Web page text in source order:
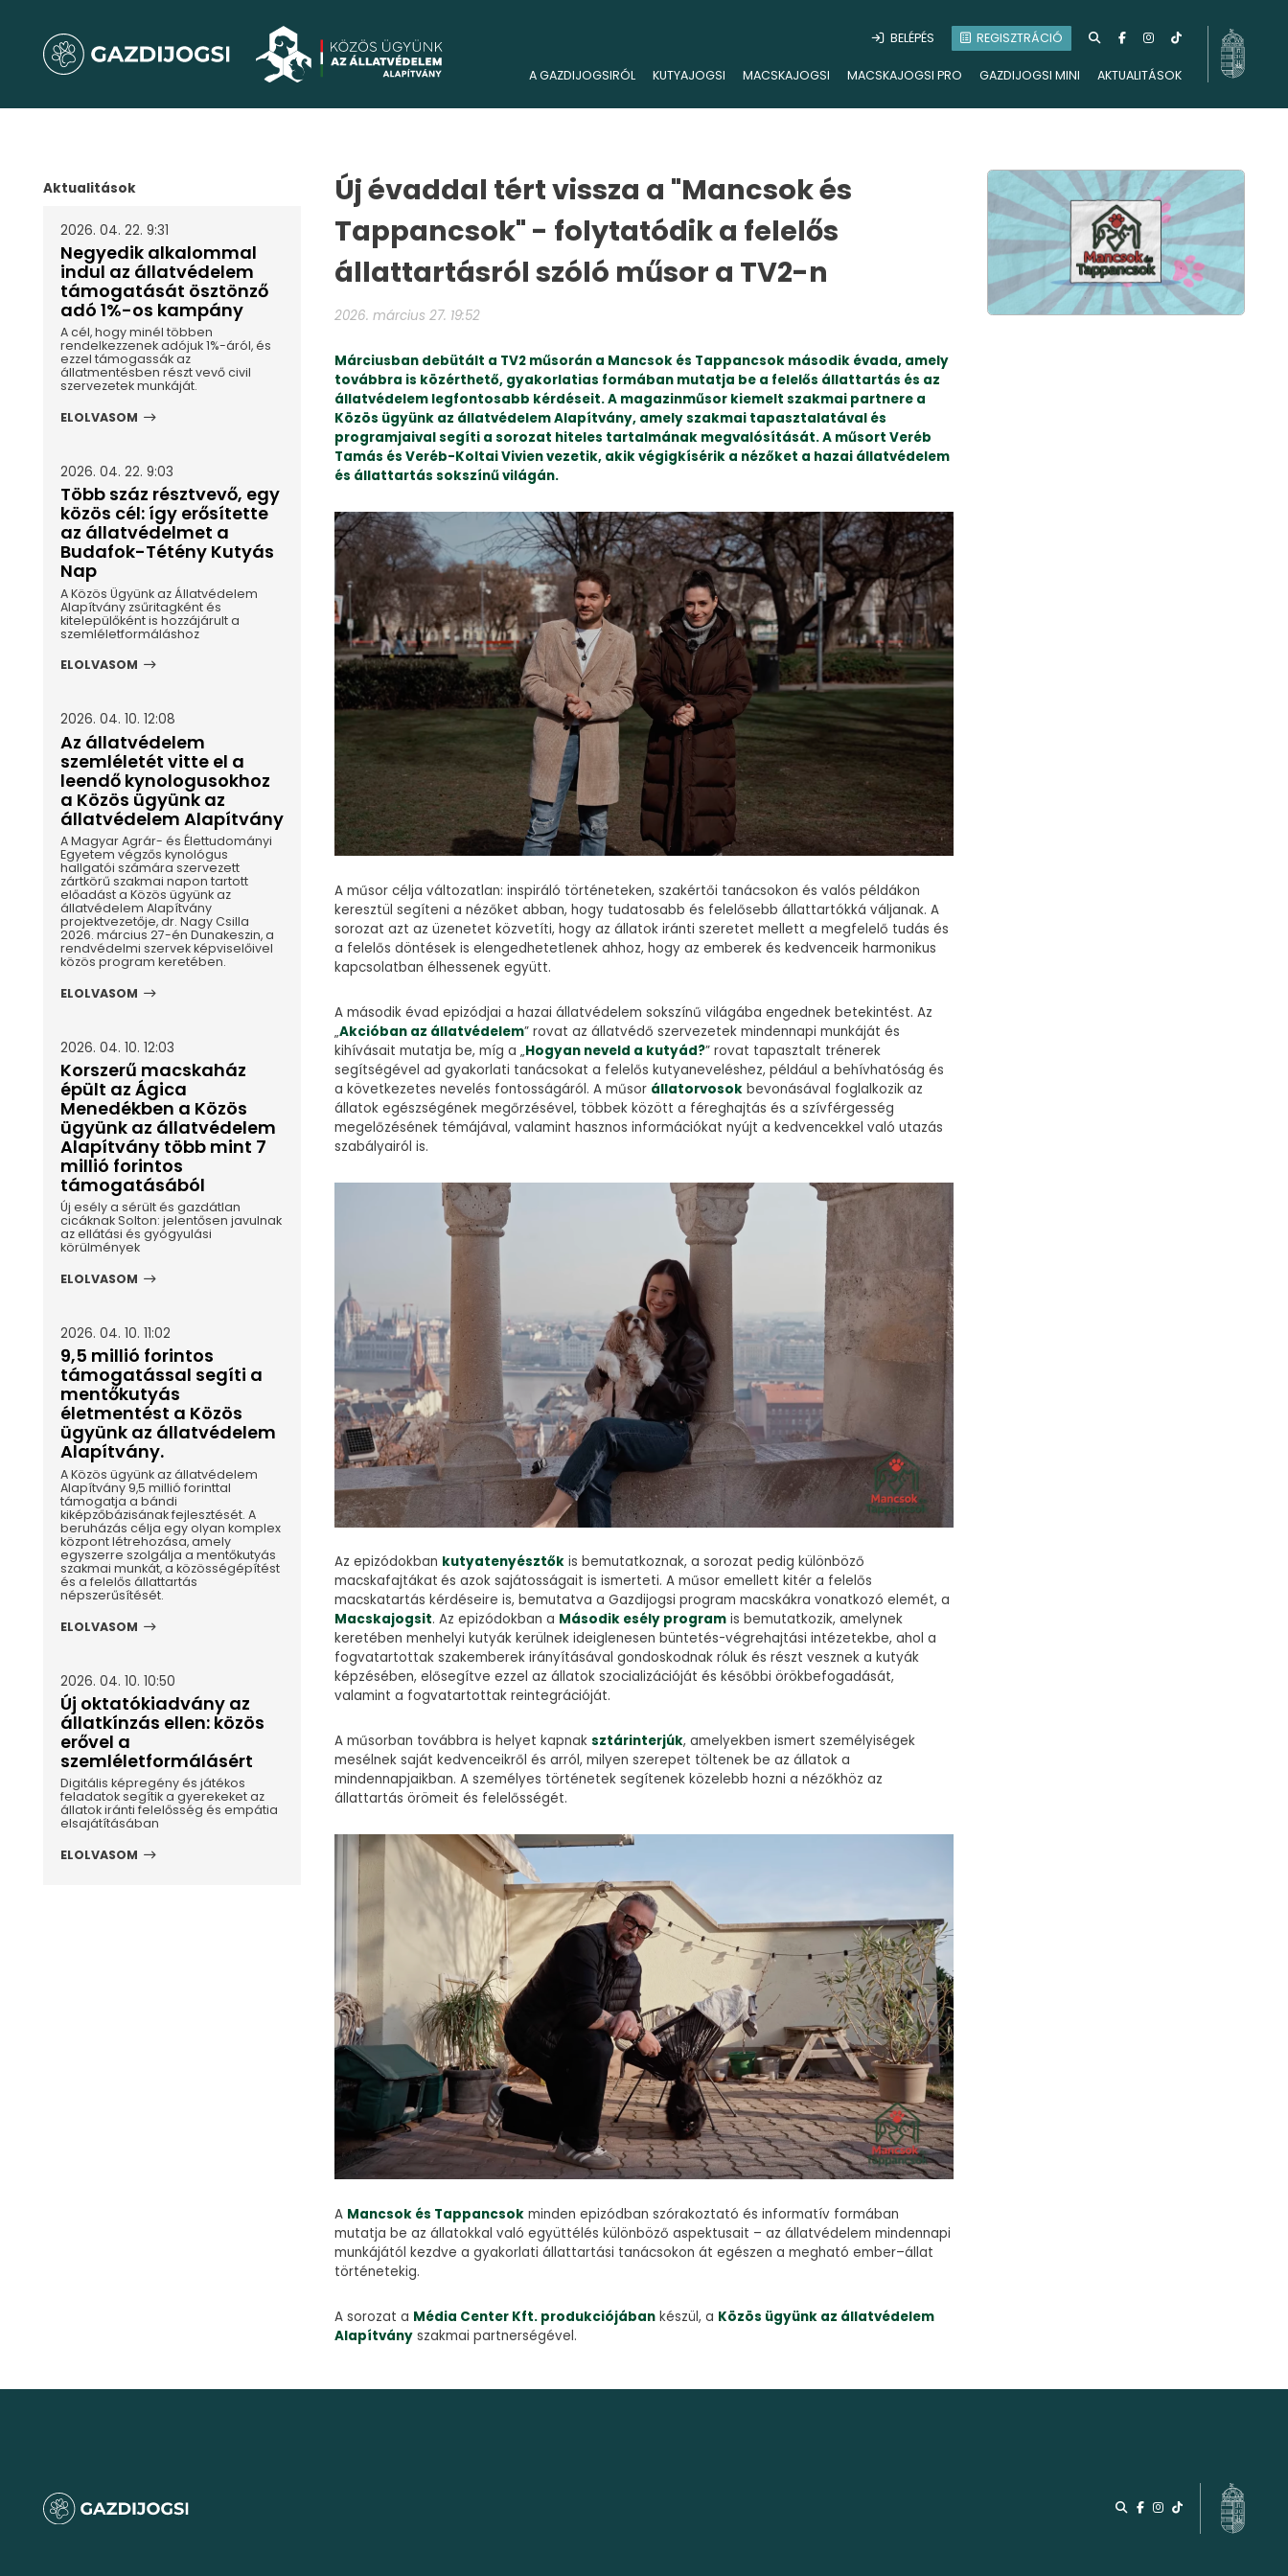
A GAZDIJOGSIRÓL KUTYAJOGSI MACSKAJOGSI MACSKAJOGSI PRO GAZDIJOGSI MINI AKTUALITÁSOK
BELÉPÉS REGISZTRÁCIÓ
Új évaddal tért vissza a "Mancsok és
Tappancsok" - folytatódik a felelős
állattartásról szóló műsor a TV2-n
2026. március 27. 19:52
Márciusban debütált a TV2 műsorán a Mancsok és Tappancsok második évada, amely
továbbra is közérthető, gyakorlatias formában mutatja be a felelős állattartás és az
állatvédelem legfontosabb kérdéseit. A magazinműsor kiemelt szakmai partnere a
Közös ügyünk az állatvédelem Alapítvány, amely szakmai tapasztalatával és
programjaival segíti a sorozat hiteles tartalmának megvalósítását. A műsort Veréb
Tamás és Veréb-Koltai Vivien vezetik, akik végigkísérik a nézőket a hazai állatvédelem
és állattartás sokszínű világán.
A műsor célja változatlan: inspiráló történeteken, szakértői tanácsokon és valós példákon
keresztül segíteni a nézőket abban, hogy tudatosabb és felelősebb állattartókká váljanak. A
sorozat azt az üzenetet közvetíti, hogy az állatok iránti szeretet mellett a megfelelő tudás és
a felelős döntések is elengedhetetlenek ahhoz, hogy az emberek és kedvenceik harmonikus
kapcsolatban élhessenek együtt.
A második évad epizódjai a hazai állatvédelem sokszínű világába engednek betekintést. Az
„Akcióban az állatvédelem” rovat az állatvédő szervezetek mindennapi munkáját és
kihívásait mutatja be, míg a „Hogyan neveld a kutyád?” rovat tapasztalt trénerek
segítségével ad gyakorlati tanácsokat a felelős kutyaneveléshez, például a behívhatóság és
a következetes nevelés fontosságáról. A műsor állatorvosok bevonásával foglalkozik az
állatok egészségének megőrzésével, többek között a féreghajtás és a szívférgesség
megelőzésének témájával, valamint hasznos információkat nyújt a kedvencekkel való utazás
szabályairól is.
Az epizódokban kutyatenyésztők is bemutatkoznak, a sorozat pedig különböző
macskafajtákat és azok sajátosságait is ismerteti. A műsor emellett kitér a felelős
macskatartás kérdéseire is, bemutatva a Gazdijogsi program macskákra vonatkozó elemét, a
Macskajogsit. Az epizódokban a Második esély program is bemutatkozik, amelynek
keretében menhelyi kutyák kerülnek ideiglenesen büntetés-végrehajtási intézetekbe, ahol a
fogvatartottak szakemberek irányításával gondoskodnak róluk és részt vesznek a kutyák
képzésében, elősegítve ezzel az állatok szocializációját és későbbi örökbefogadását,
valamint a fogvatartottak reintegrációját.
A műsorban továbbra is helyet kapnaksztárinterjúk, amelyekben ismert személyiségek
mesélnek saját kedvenceikről és arról, milyen szerepet töltenek be az állatok a
mindennapjaikban. A személyes történetek segítenek közelebb hozni a nézőkhöz az
állattartás örömeit és felelősségét.
A Mancsok és Tappancsok minden epizódban szórakoztató és informatív formában
mutatja be az állatokkal való együttélés különböző aspektusait – az állatvédelem mindennapi
munkájától kezdve a gyakorlati állattartási tanácsokon át egészen a megható ember–állat
történetekig.
A sorozat a Média Center Kft. produkciójában készül, a Közös ügyünk az állatvédelem
Alapítvány szakmai partnerségével.
Aktualitások
2026. 04. 22. 9:31
Negyedik alkalommal
indul az állatvédelem
támogatását ösztönző
adó 1%-os kampány
A cél, hogy minél többen
rendelkezzenek adójuk 1%-áról, és
ezzel támogassák az
állatmentésben részt vevő civil
szervezetek munkáját.
ELOLVASOM
2026. 04. 22. 9:03
Több száz résztvevő, egy
közös cél: így erősítette
az állatvédelmet a
Budafok-Tétény Kutyás
Nap
A Közös Ügyünk az Állatvédelem
Alapítvány zsűritagként és
kitelepülőként is hozzájárult a
szemléletformáláshoz
ELOLVASOM
2026. 04. 10. 12:08
Az állatvédelem
szemléletét vitte el a
leendő kynologusokhoz
a Közös ügyünk az
állatvédelem Alapítvány
A Magyar Agrár- és Élettudományi
Egyetem végzős kynológus
hallgatói számára szervezett
zártkörű szakmai napon tartott
előadást a Közös ügyünk az
állatvédelem Alapítvány
projektvezetője, dr. Nagy Csilla
2026. március 27-én Dunakeszin, a
rendvédelmi szervek képviselőivel
közös program keretében.
ELOLVASOM
2026. 04. 10. 12:03
Korszerű macskaház
épült az Ágica
Menedékben a Közös
ügyünk az állatvédelem
Alapítvány több mint 7
millió forintos
támogatásából
Új esély a sérült és gazdátlan
cicáknak Solton: jelentősen javulnak
az ellátási és gyógyulási
körülmények
ELOLVASOM
2026. 04. 10. 11:02
9,5 millió forintos
támogatással segíti a
mentőkutyás
életmentést a Közös
ügyünk az állatvédelem
Alapítvány.
A Közös ügyünk az állatvédelem
Alapítvány 9,5 millió forinttal
támogatja a bándi
kiképzőbázisának fejlesztését. A
beruházás célja egy olyan komplex
központ létrehozása, amely
egyszerre szolgálja a mentőkutyás
szakmai munkát, a közösségépítést
és a felelős állattartás
népszerűsítését.
ELOLVASOM
2026. 04. 10. 10:50
Új oktatókiadvány az
állatkínzás ellen: közös
erővel a
szemléletformálásért
Digitális képregény és játékos
feladatok segítik a gyerekeket az
állatok iránti felelősség és empátia
elsajátításában
ELOLVASOM